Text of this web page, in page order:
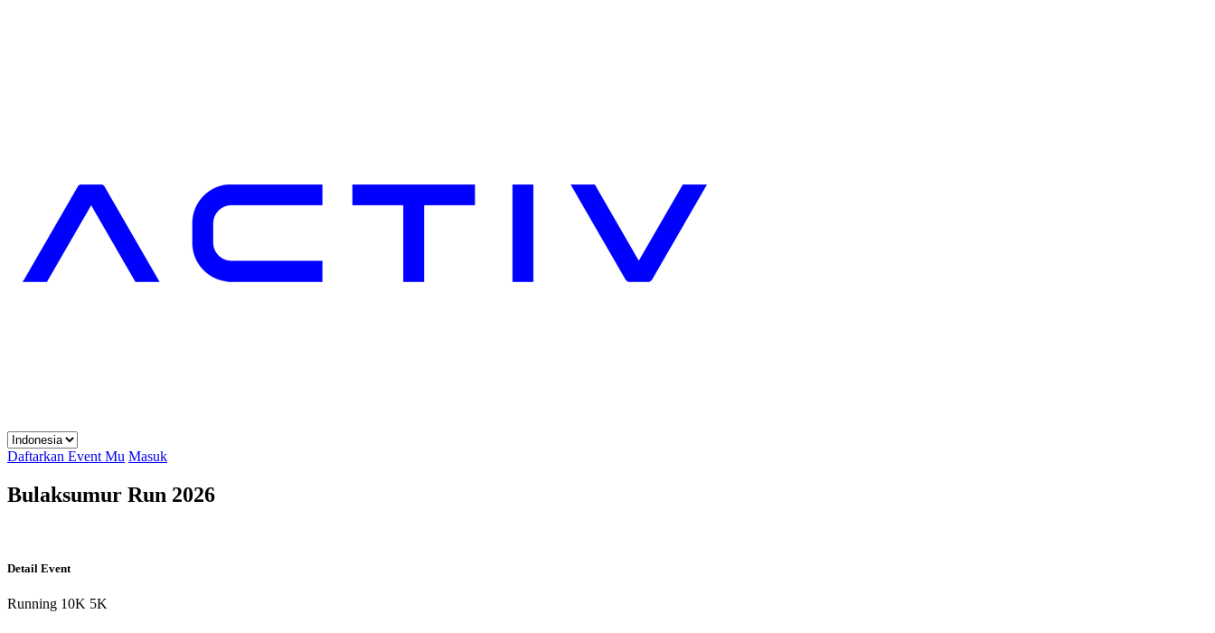
Daftarkan Event Mu Masuk
Bulaksumur Run 2026
Detail Event
Running 10K 5K